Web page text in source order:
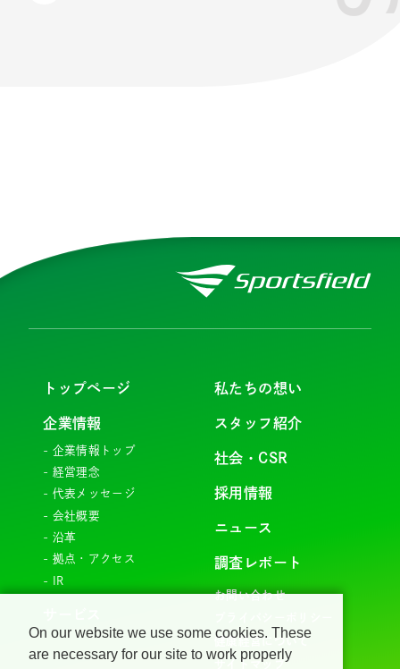
トップページ
企業情報
企業情報トップ
経営理念
代表メッセージ
会社概要
沿革
拠点・アクセス
IR
私たちの想い
スタッフ紹介
社会・CSR
採用情報
ニュース
調査レポート
お問い合わせ
健康経営について
サイトマップ
On our website we use some cookies. These
are necessary for our site to work properly